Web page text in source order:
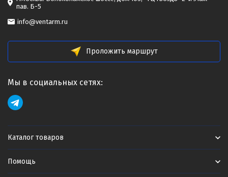
пав. Б-5
info@ventarm.ru
Проложить маршрут
Мы в социальных сетях:
Каталог товаров
Помощь